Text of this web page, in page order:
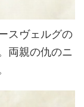
スヴェルグの
両親の仇のニ